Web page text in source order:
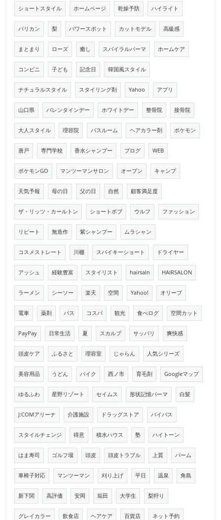
ショートスタイル ホームページ 乾燥予防 ハイライト
バリカン 梨 パワースポット カットモデル 高級感
まとまり ローズ 癒し スパイラルパーマ ホームケア
コンビニ 子ども 記念日 韓国風スタイル
ナチュラルスタイル スタイリング剤 Yahoo アプリ
山口県 バレンタインデー ホワイトデー 整骨院 接骨院
大人スタイル 理容院 バスルーム ヘアカラー剤 ポケモン
唐戸 専門学校 香水シャンプー ブログ WEB
ポケモンGO マンツーマンサロン オープン キャンプ
天気予報 母の日 父の日 自然 顧客満足度
ザ・リッツ・カールトン ショートボブ ウルフ ファッション
リピート 無造作 紫シャンプー ムラシャン
コスメストレート 川棚 スパイキーショート ドライヤー
アッシュ 経験豊富 スタイリスト hairsaln HAIRSALON
ラーメン シーソー 楽天 空間 Yahoo! オリーブ
電車 薬剤 バス コスパ 観光 食べログ 空間カット
PayPay 日常生活 夏 スカルプ サッパリ 爽快感
頭皮ケア ふるさと 理容室 じゃらん 人気シリーズ
美容用品 うどん バイク 西ノ市 育毛剤 Googleマップ
ゆるふわ 星野リゾート セイムス 形状記憶パーマ 白髪
J:COMアリーナ 介護施設 ドラッグストア バイパス
スタイルチェンジ 得意 積水ハウス 塾 ハイトーン
はま寿司 ゴルフ場 頭皮 頭皮トラブル 上質 バーム
車椅子対応 マンツーマン 刈り上げ 平日 温泉 角島
新下関 高評価 安岡 垢田 大学生 梨狩り
グレイカラー 飲食店 ヘアケア 百貨店 ネット予約